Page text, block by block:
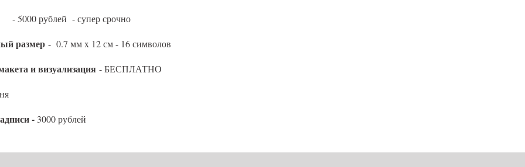
- супер срочно
размер- 0.7 мм x 12 см - 16 символов
и визуализация- БЕСПЛАТНО
- 3000 рублей